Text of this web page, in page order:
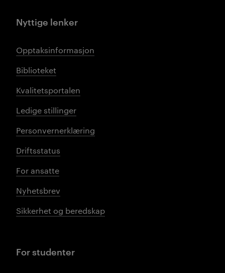
Nyttige lenker
Opptaksinformasjon
Biblioteket
Kvalitetsportalen
Ledige stillinger
Personvernerklæring
Driftsstatus
For ansatte
Nyhetsbrev
Sikkerhet og beredskap
For studenter